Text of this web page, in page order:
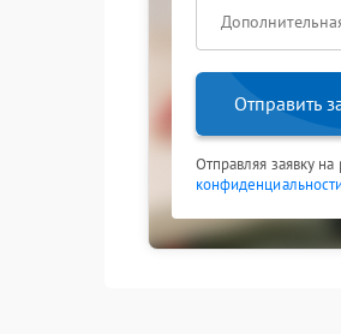
Отправить
Отправляя заявку